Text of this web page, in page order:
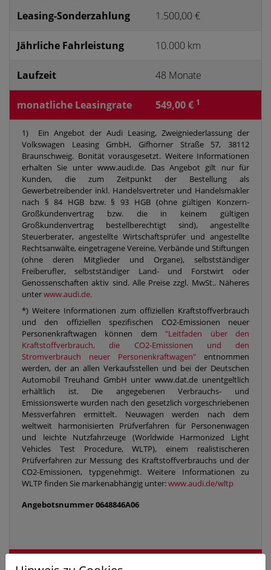
Leasing-Sonderzahlung 1.500,00 €
Jährliche Fahrleistung 10.000 km
Laufzeit 48 Monate
monatliche Leasingrate 549,00 € 1
1) Ein Angebot der Audi Leasing, Zweigniederlassung der
Volkswagen Leasing GmbH, Gifhorner Straße 57, 38112
Braunschweig. Bonität vorausgesetzt. Weitere Informationen
erhalten Sie unter www.audi.de. Das Angebot gilt nur für
Kunden, die zum Zeitpunkt der Bestellung als
Gewerbetreibender inkl. Handelsvertreter und Handelsmakler
nach § 84 HGB bzw. § 93 HGB (ohne gültigen Konzern-
Großkundenvertrag bzw. die in keinem gültigen
Großkundenvertrag bestellberechtigt sind), angestellte
Steuerberater, angestellte Wirtschaftsprüfer und angestellte
Rechtsanwälte, eingetragene Vereine, Verbände und Stiftungen
(ohne deren Mitglieder und Organe), selbstständiger
Freiberufler, selbstständiger Land- und Forstwirt oder
Genossenschaften aktiv sind. Alle Preise zzgl. MwSt.. Näheres
unterwww.audi.de.
*) Weitere Informationen zum offiziellen Kraftstoffverbrauch
und den offiziellen spezifischen CO2-Emissionen neuer
Personenkraftwagen können dem "Leitfaden über den
Kraftstoffverbrauch, die CO2-Emissionen und den
Stromverbrauch neuer Personenkraftwagen" entnommen
werden, der an allen Verkaufsstellen und bei der Deutschen
Automobil Treuhand GmbH unter www.dat.de unentgeltlich
erhältlich ist. Die angegebenen Verbrauchs- und
Emissionswerte wurden nach den gesetzlich vorgeschriebenen
Messverfahren ermittelt. Neuwagen werden nach dem
weltweit harmonisierten Prüfverfahren für Personenwagen
und leichte Nutzfahrzeuge (Worldwide Harmonized Light
Vehicles Test Procedure, WLTP), einem realistischeren
Prüfverfahren zur Messung des Kraftstoffverbrauchs und der
CO2-Emissionen, typgenehmigt. Weitere Informationen zu
WLTP finden Sie markenabhängig unter:www.audi.de/wltp
Angebotsnummer0648846A06